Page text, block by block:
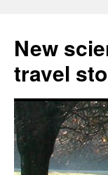
New
travel